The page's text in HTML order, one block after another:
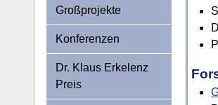
Großprojekte
Konferenzen
Dr. Klaus Erkelenz
Preis